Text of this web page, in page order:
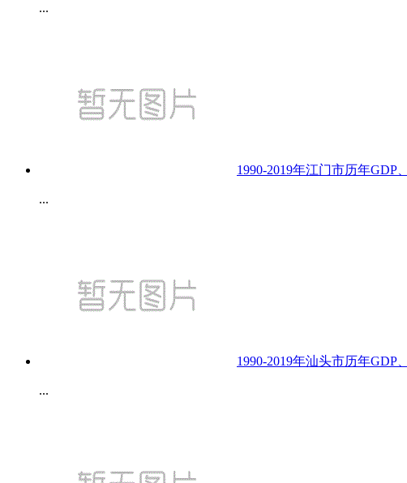
...
1990-2019年江门市历年GDP
...
1990-2019年汕头市历年GDP
...